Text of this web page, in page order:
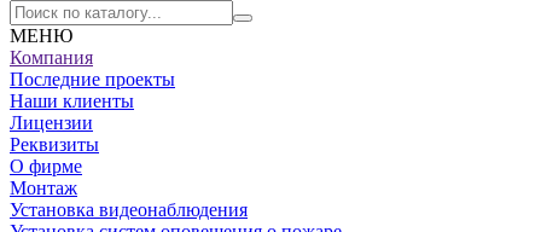
МЕНЮ
Компания
Последние проекты
Наши клиенты
Лицензии
Реквизиты
О фирме
Монтаж
Установка видеонаблюдения